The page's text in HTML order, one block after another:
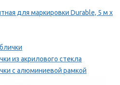
для маркировки Durable, 5 м х
из акрилового стекла
с алюминиевой рамкой